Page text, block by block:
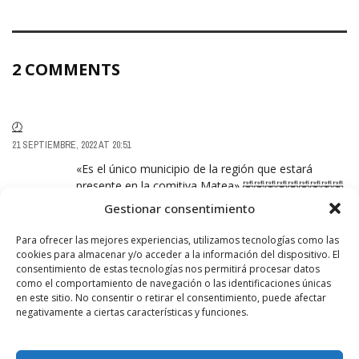
Gestionar consentimiento
Para ofrecer las mejores experiencias, utilizamos tecnologías como las
cookies para almacenar y/o acceder a la información del dispositivo. El
consentimiento de estas tecnologías nos permitirá procesar datos
como el comportamiento de navegación o las identificaciones únicas
en este sitio. No consentir o retirar el consentimiento, puede afectar
negativamente a ciertas características y funciones.
2 COMMENTS
🕗
21 SEPTIEMBRE, 2022 AT 20:51
«Es el único municipio de la región que estará
presente en la comitiva Matea» 🤣🤣🤣🤣🤣🤣🤣🤣🤣
🤣🤣 La alcaldesa ordenará día festivo en Haro y se
buscan voluntarios para empujar la carroza hasta
Logroño y hacerla full-ecológic
Deberian de tirar caramelos y monedas de oro al
populacho desde la carroza la Alcaldesa, el
Leopoldo y la Carreño!!! 😎
ARISTE EN ESPOLÓN, LÓN, LÓN